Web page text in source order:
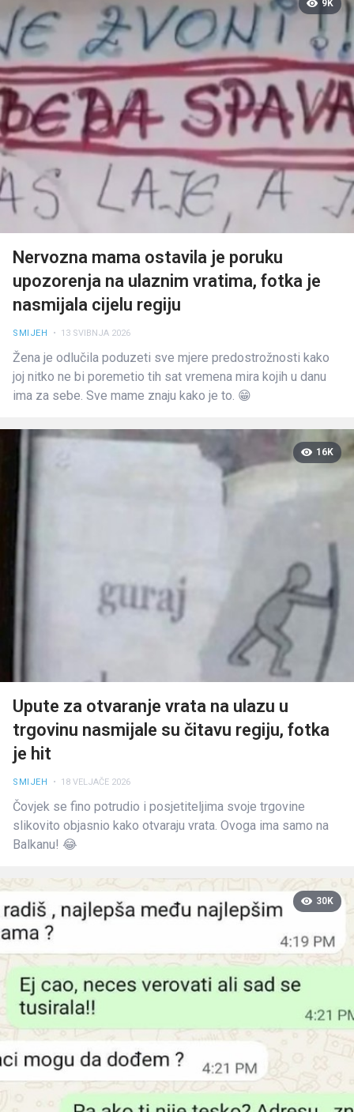
9K
Nervozna mama ostavila je poruku
upozorenja na ulaznim vratima, fotka je
nasmijala cijelu regiju
SMIJEH • 13 SVIBNJA 2026
Žena je odlučila poduzeti sve mjere predostrožnosti kako
joj nitko ne bi poremetio tih sat vremena mira kojih u danu
ima za sebe. Sve mame znaju kako je to. 😁
16K
Upute za otvaranje vrata na ulazu u
trgovinu nasmijale su čitavu regiju, fotka
je hit
SMIJEH • 18 VELJAČE 2026
Čovjek se fino potrudio i posjetiteljima svoje trgovine
slikovito objasnio kako otvaraju vrata. Ovoga ima samo na
Balkanu! 😂
30K